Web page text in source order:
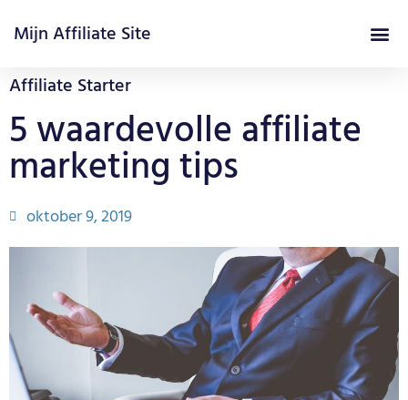
Mijn Affiliate Site
Affiliate Starter
5 waardevolle affiliate
marketing tips
oktober 9, 2019